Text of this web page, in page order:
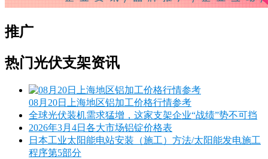
推广
热门光伏支架资讯
08月20日上海地区铝加工价格行情参考
全球光伏装机需求猛增，这家支架企业“战绩”势不可挡
2026年3月4日各大市场铝锭价格表
日本工业太阳能电站安装（施工）方法/太阳能发电施工
程序第5部分